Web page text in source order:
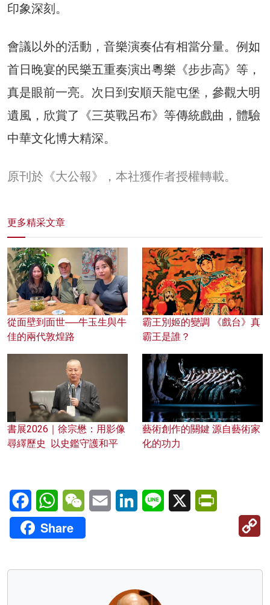
印象深刻。
會議以外的活動，音樂演奏佔有相當分量。例如
首日晚宴的民樂五重奏演出粵樂《步步高》等，
真是眼前一亮。次日到安順天龍屯堡，參觀大明
遺風，欣賞了《三英戰呂布》等傳統戲曲，體驗
中華文化博大精深。
原刊於《大公報》，本社獲作者授權轉載。
更多精采文章
從面壁到面世──牛玉生與牛
佳的兩代敦煌路
霸王別姬的變調 《戲台》真
霸王是誰？
書展2026｜徐宗懋：用影像
尋繹歷史 以史鑑守護和平
藝術創作的關鍵 源自藝術家
化的功力
FacebookWhatsAppWeChatEmail LinkedInLine X
Share